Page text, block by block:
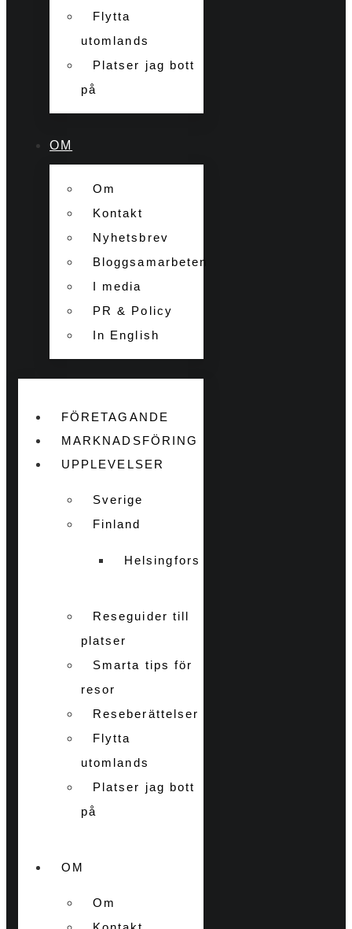
Flytta
utomlands
Platser jag bott
på
OM
Om
Kontakt
Nyhetsbrev
Bloggsamarbeten
I media
PR & Policy
In English
FÖRETAGANDE
MARKNADSFÖRING
UPPLEVELSER
Sverige
Finland
Helsingfors
Reseguider till
platser
Smarta tips för
resor
Reseberättelser
Flytta
utomlands
Platser jag bott
på
OM
Om